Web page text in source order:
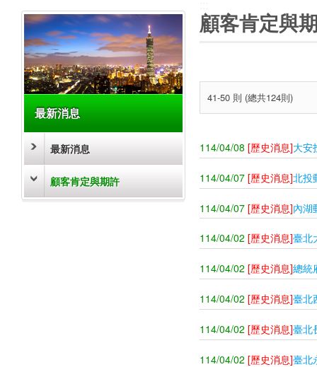
最新消息
最新消息
顧客肯定與期許
顧客肯定與
41-50 則 (總共124則)
114/04/08 [歷史消息]大安
114/04/07 [歷史消息]北投
114/04/07 [歷史消息]內湖
114/04/02 [歷史消息]臺北
114/04/02 [歷史消息]總統
114/04/02 [歷史消息]臺北
114/04/02 [歷史消息]臺北
114/04/02 [歷史消息]臺北